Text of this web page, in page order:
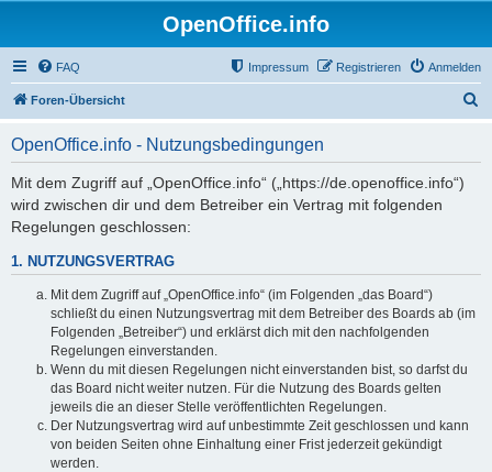
OpenOffice.info
FAQ Anmelden
Registrieren
Impressum
Foren-Übersicht
OpenOffice.info - Nutzungsbedingungen
Mit dem Zugriff auf „OpenOffice.info“ („https://de.openoffice.info“)
wird zwischen dir und dem Betreiber ein Vertrag mit folgenden
Regelungen geschlossen:
1. NUTZUNGSVERTRAG
Mit dem Zugriff auf „OpenOffice.info“ (im Folgenden „das Board“)
schließt du einen Nutzungsvertrag mit dem Betreiber des Boards ab (im
Folgenden „Betreiber“) und erklärst dich mit den nachfolgenden
Regelungen einverstanden.
Wenn du mit diesen Regelungen nicht einverstanden bist, so darfst du
das Board nicht weiter nutzen. Für die Nutzung des Boards gelten
jeweils die an dieser Stelle veröffentlichten Regelungen.
Der Nutzungsvertrag wird auf unbestimmte Zeit geschlossen und kann
von beiden Seiten ohne Einhaltung einer Frist jederzeit gekündigt
werden.